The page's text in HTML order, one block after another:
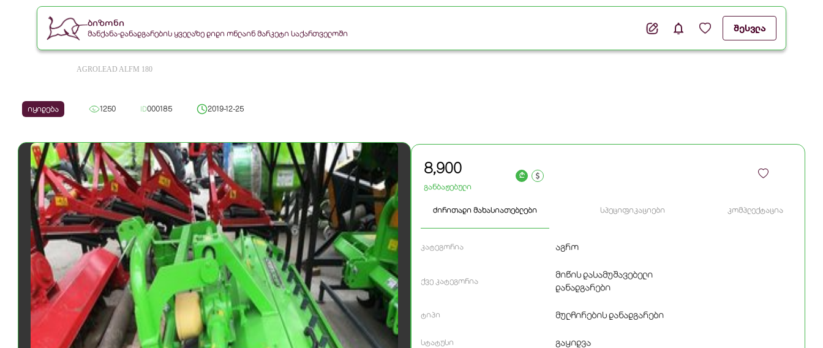
ბიზონი
მანქანა-დანადგარების ყველაზე დიდი ონლაინ მარკეტი საქართველოში
შესვლა
AGROLEAD ALFM 180
იყიდება 1250 ID000185 2019-12-25
8,900
განბაჟებული
a
ძირითადი მახასიათებლები სპეციფიკაციები კომპლექტაცია
კატეგორია აგრო
ქვე კატეგორია
მიწის დასამუშავებელი
დანადგარები
ტიპი მულჩირების დანადგარები
სტატუსი გაყიდვა